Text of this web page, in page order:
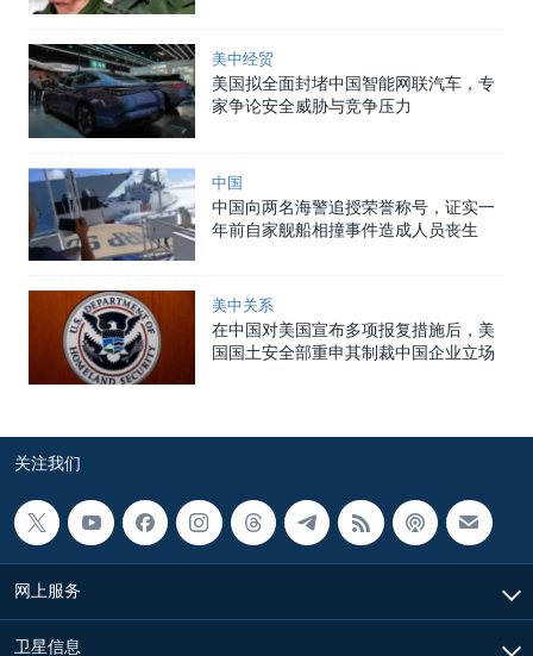
美中经贸
美国拟全面封堵中国智能网联汽车，专
家争论安全威胁与竞争压力
中国
中国向两名海警追授荣誉称号，证实一
年前自家舰船相撞事件造成人员丧生
美中关系
在中国对美国宣布多项报复措施后，美
国国土安全部重申其制裁中国企业立场
关注我们
网上服务
卫星信息